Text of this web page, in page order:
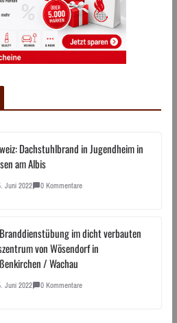
Dachstuhlbrand in Jugendheim in
am Albis
Juni 2022 0 Kommentare
im dicht verbauten
von Wösendorf in
/ Wachau
Juni 2022 0 Kommentare